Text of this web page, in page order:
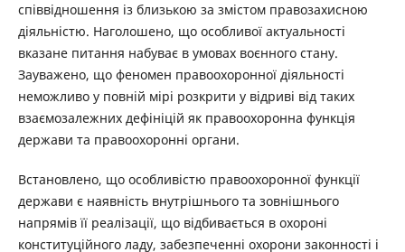
співвідношення із близькою за змістом правозахисною
діяльністю. Наголошено, що особливої актуальності
вказане питання набуває в умовах воєнного стану.
Зауважено, що феномен правоохоронної діяльності
неможливо у повній мірі розкрити у відриві від таких
взаємозалежних дефініцій як правоохоронна функція
держави та правоохоронні органи.
Встановлено, що особливістю правоохоронної функції
держави є наявність внутрішнього та зовнішнього
напрямів її реалізації, що відбивається в охороні
конституційного ладу, забезпеченні охорони законності і